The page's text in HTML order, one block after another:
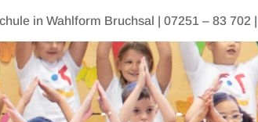
in Wahlform Bruchsal | 07251 – 83 702 |